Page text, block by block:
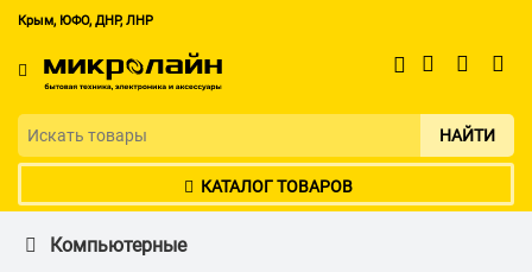
Крым, ЮФО, ДНР, ЛНР
НАЙТИ
КАТАЛОГ ТОВАРОВ
Компьютерные